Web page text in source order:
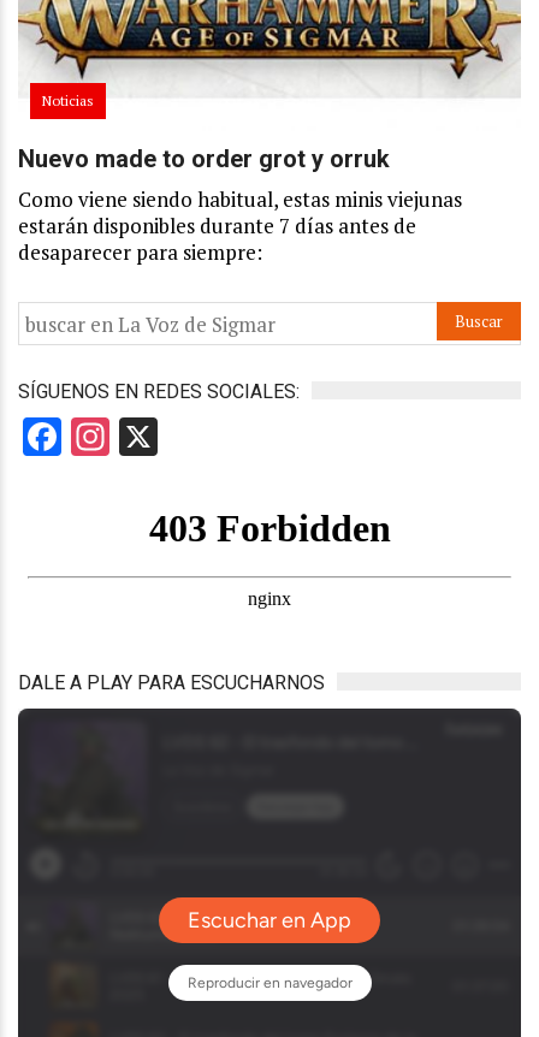
Noticias
Nuevo made to order grot y orruk
Como viene siendo habitual, estas minis viejunas
estarán disponibles durante 7 días antes de
desaparecer para siempre:
SÍGUENOS EN REDES SOCIALES:
Facebook
Instagram
DALE A PLAY PARA ESCUCHARNOS